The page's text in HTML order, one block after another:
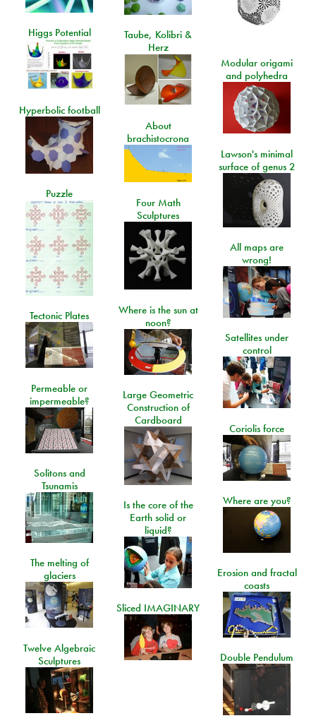
Higgs Potential
Taube, Kolibri &
Herz
Modular origami
and polyhedra
Hyperbolic football
About
brachistocrona
Lawson's minimal
surface of genus 2
Puzzle
Four Math
Sculptures
All maps are
wrong!
Where is the sun at
noon?
Tectonic Plates
Satellites under
control
Permeable or
impermeable?
Large Geometric
Construction of
Cardboard
Coriolis force
Solitons and
Tsunamis
Where are you?
Is the core of the
Earth solid or
liquid?
The melting of
glaciers
Erosion and fractal
coasts
Sliced IMAGINARY
Twelve Algebraic
Sculptures
Double Pendulum